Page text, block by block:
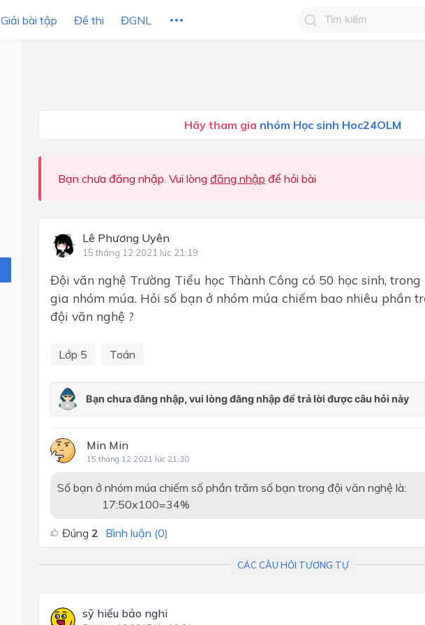
Giải bài tập Đề thi ĐGNL
Hãy tham gia nhóm Học sinh Hoc24OLM
Bạn chưa đăng nhập. Vui lòng đăng nhập để hỏi bài
Lê Phương Uyên
15 tháng 12 2021 lúc 21:19
Đội văn nghệ Trường Tiểu học Thành Công có 50 học sinh,
gia nhóm múa. Hỏi số bạn ở nhóm múa chiếm bao nhiêu phần
đội văn nghệ ?
Lớp 5 Toán
Min Min
15 tháng 12 2021 lúc 21:30
Số bạn ở nhóm múa chiếm số phần trăm số bạn trong đội văn nghệ là:
17:50x100=34%
Đúng 2 Bình luận (0)
CÁC CÂU HỎI TƯƠNG TỰ
sỹ hiếu bảo nghi